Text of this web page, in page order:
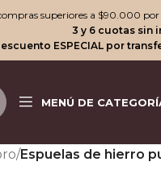
superiores a $90.000
3 y 6 cuotas sin
ESPECIAL por
MENÚ DE
/Espuelas de hierro